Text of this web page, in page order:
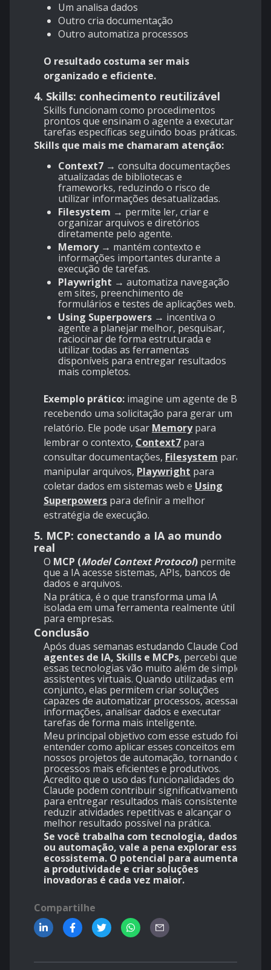
Um analisa dados
Outro cria documentação
Outro automatiza processos
O resultado costuma ser mais
organizado e eficiente.
4. Skills: conhecimento reutilizável
Skills funcionam como procedimentos
prontos que ensinam o agente a executar
tarefas específicas seguindo boas práticas.
Skills que mais me chamaram atenção:
Context7 → consulta documentações
atualizadas de bibliotecas e
frameworks, reduzindo o risco de
utilizar informações desatualizadas.
Filesystem → permite ler, criar e
organizar arquivos e diretórios
diretamente pelo agente.
Memory → mantém contexto e
informações importantes durante a
execução de tarefas.
Playwright → automatiza navegação
em sites, preenchimento de
formulários e testes de aplicações web.
Using Superpowers → incentiva o
agente a planejar melhor, pesquisar,
raciocinar de forma estruturada e
utilizar todas as ferramentas
disponíveis para entregar resultados
mais completos.
Exemplo prático: imagine um agente de BI
recebendo uma solicitação para gerar um
relatório. Ele pode usar Memorypara
lembrar o contexto, Context7 para
consultar documentações, Filesystem para
manipular arquivos, Playwright para
coletar dados em sistemas web e Using
Superpowers para definir a melhor
estratégia de execução.
5. MCP: conectando a IA ao mundo
real
O MCP (Model Context Protocol) permite
que a IA acesse sistemas, APIs, bancos de
dados e arquivos.
Na prática, é o que transforma uma IA
isolada em uma ferramenta realmente útil
para empresas.
Conclusão
Após duas semanas estudando Claude Code,
agentes de IA, Skills e MCPs, percebi que
essas tecnologias vão muito além de simples
assistentes virtuais. Quando utilizadas em
conjunto, elas permitem criar soluções
capazes de automatizar processos, acessar
informações, analisar dados e executar
tarefas de forma mais inteligente.
Meu principal objetivo com esse estudo foi
entender como aplicar esses conceitos em
nossos projetos de automação, tornando os
processos mais eficientes e produtivos.
Acredito que o uso das funcionalidades do
Claude podem contribuir significativamente
para entregar resultados mais consistentes,
reduzir atividades repetitivas e alcançar o
melhor resultado possível na prática.
Se você trabalha com tecnologia, dados
ou automação, vale a pena explorar esse
ecossistema. O potencial para aumentar
a produtividade e criar soluções
inovadoras é cada vez maior.
Compartilhe